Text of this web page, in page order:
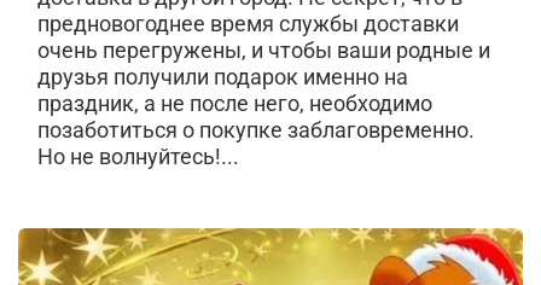
предновогоднее время службы доставки
очень перегружены, и чтобы ваши родные и
друзья получили подарок именно на
праздник, а не после него, необходимо
позаботиться о покупке заблаговременно.
Но не волнуйтесь!...